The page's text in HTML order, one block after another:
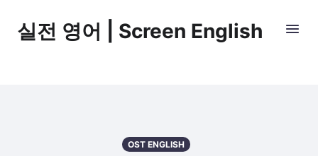
실전 영어 | Screen English
OST ENGLISH